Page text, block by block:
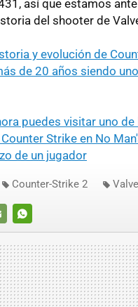
así que estamos
del shooter de
y evolución de
de 20 años siendo
puedes visitar uno
Strike en No
de un jugador
WHATSAPP
Counter-Strike 2 Valve